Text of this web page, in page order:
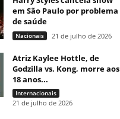
em São Paulo por problema
de saúde
Nacionais 21 de julho de 2026
Atriz Kaylee Hottle, de
Godzilla vs. Kong, morre aos
18 anos...
Internacionais
21 de julho de 2026